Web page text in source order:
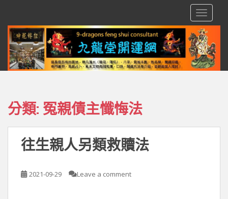
分類: 冤親債主懺悔法
往生親人另類救贖法
2021-09-29 Leave a comment